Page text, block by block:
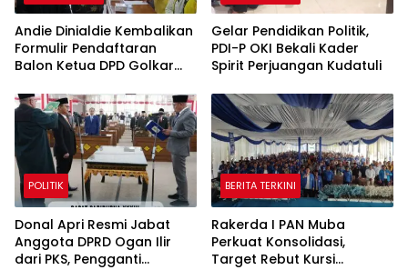
Andie Dinialdie Kembalikan
Formulir Pendaftaran
Balon Ketua DPD Golkar
Gelar Pendidikan Politik,
PDI-P OKI Bekali Kader
Spirit Perjuangan Kudatuli
POLITIK
Donal Apri Resmi Jabat
Anggota DPRD Ogan Ilir
dari PKS, Pengganti
BERITA TERKINI
Rakerda I PAN Muba
Perkuat Konsolidasi,
Target Rebut Kursi